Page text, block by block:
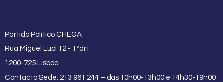
Partido Político CHEGA
Rua Miguel Lupi 12 - 1ºdrt.
1200-725 Lisboa
Contacto Sede: 213 961 244 – das 10h00-13h00 e 14h30-19h00